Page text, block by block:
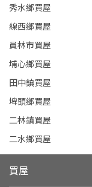
秀水鄉買屋
線西鄉買屋
員林市買屋
埔心鄉買屋
田中鎮買屋
埤頭鄉買屋
二林鎮買屋
二水鄉買屋
買屋